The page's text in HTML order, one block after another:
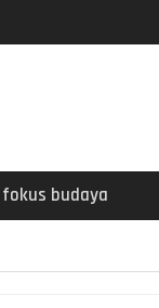
fokus budaya